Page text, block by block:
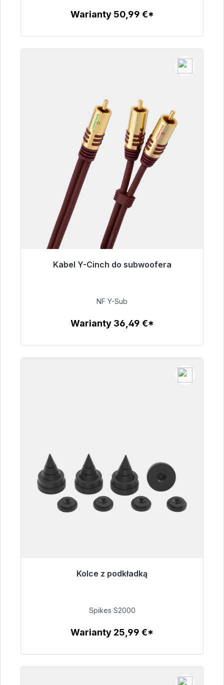
Warianty 50,99 €*
Kabel Y-Cinch do subwoofera
Gotowy do natychmiastowej wysyłki, czas
50,99 €
NF Y-Sub
Warianty 36,49 €*
Kolce z podkładką
Gotowy do natychmiastowej wysyłki, czas
51,49 €
Spikes S2000
Warianty 25,99 €*